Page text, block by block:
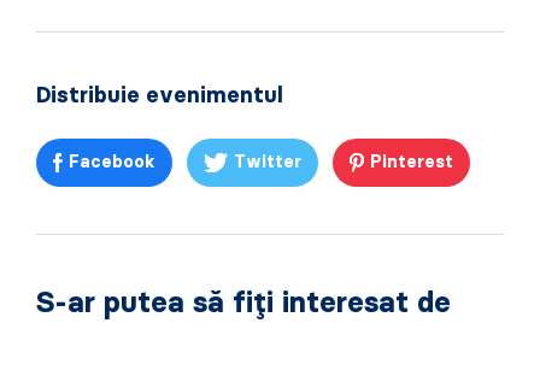
Distribuie evenimentul
Facebook Twitter Pinterest
S-ar putea să fiți interesat de